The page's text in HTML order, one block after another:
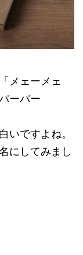
メェーメェ
ーバー
いですよね。
にしてみまし